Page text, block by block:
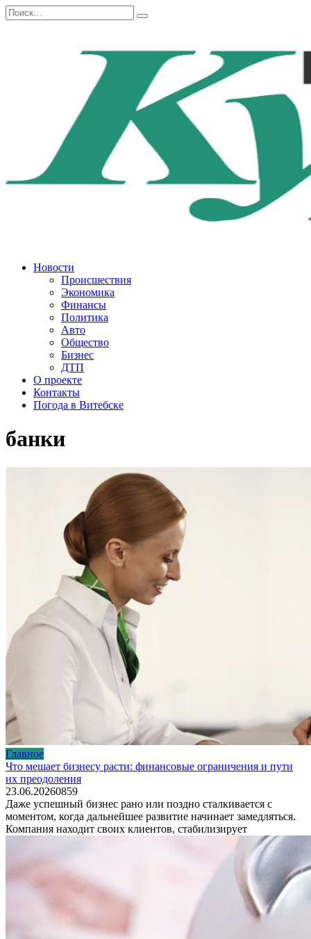
Перейти
к
Search
for:
Новости
Происшествия
Экономика
Финансы
Политика
Авто
Общество
Бизнес
ДТП
О проекте
Контакты
Погода в Витебске
банки
Главное
Что мешает бизнесу расти: финансовые ограничения и пути
их преодоления
23.06.20260859
Даже успешный бизнес рано или поздно сталкивается с
моментом, когда дальнейшее развитие начинает замедляться.
Компания находит своих клиентов, стабилизирует